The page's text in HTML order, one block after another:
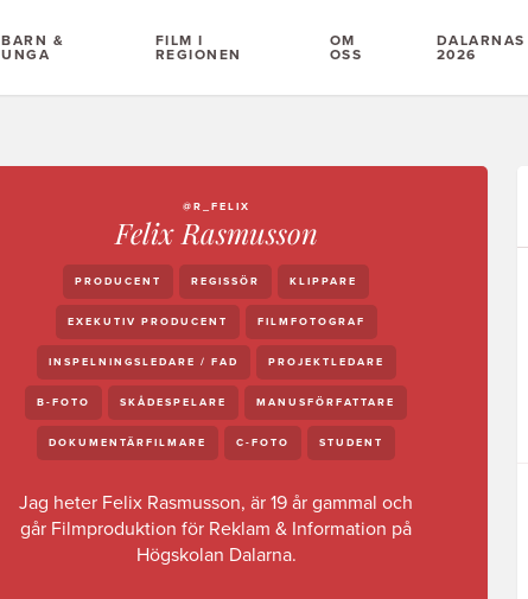
BARN &
UNGA
FILM I
REGIONEN
OM
OSS
2026
@R_FELIX
Felix Rasmusson
PRODUCENT REGISSÖR KLIPPARE
EXEKUTIV PRODUCENT FILMFOTOGRAF
INSPELNINGSLEDARE / FAD PROJEKTLEDARE
B-FOTO SKÅDESPELARE MANUSFÖRFATTARE
DOKUMENTÄRFILMARE C-FOTO STUDENT
Jag heter Felix Rasmusson, är 19 år gammal och
går Filmproduktion för Reklam & Information på
Högskolan Dalarna.